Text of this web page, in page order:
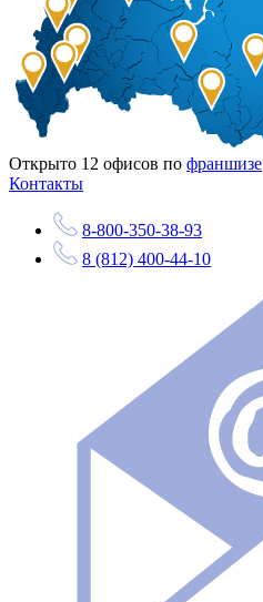
Открыто 12 офисов по франшизе
Контакты
8-800-350-38-93
8 (812) 400-44-10